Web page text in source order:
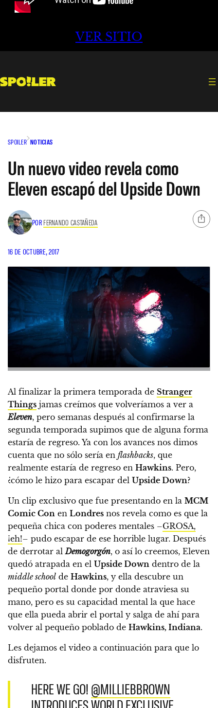
VER SITIO
SPOILER NOTICIAS
Un nuevo video revela como
Eleven escapó del Upside Down
POR FERNANDO CASTAÑEDA
16 DE OCTUBRE, 2017
Al finalizar la primera temporada de Stranger
Things jamas creímos que volveríamos a ver a
Eleven, pero semanas después al confirmarse la
segunda temporada supimos que de alguna forma
estaría de regreso. Ya con los avances nos dimos
cuenta que no sólo sería en flashbacks, que
realmente estaría de regreso en Hawkins. Pero,
¿cómo le hizo para escapar del Upside Down?
Un clip exclusivo que fue presentando en la MCM
Comic Con en Londres nos revela como es que la
pequeña chica con poderes mentales –GROSA,
¡eh!– pudo escapar de ese horrible lugar. Después
de derrotar alDemogorgón, o así lo creemos, Eleven
quedó atrapada en el Upside Down dentro de la
middle school de Hawkins, y ella descubre un
pequeño portal donde por donde atraviesa su
mano, pero es su capacidad mental la que hace
que ella pueda abrir el portal y salga de ahí para
volver al pequeño poblado de Hawkins, Indiana.
Les dejamos el video a continuación para que lo
disfruten.
HERE WE GO! @MILLIEBBROWN